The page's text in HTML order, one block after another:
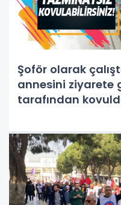
Şoför olarak
annesini ziyarete
tarafından